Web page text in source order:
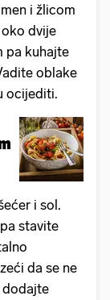
i žlicom
dvije
pa kuhajte
oblake
ocijediti.
i sol.
stavite
da se ne
dodajte